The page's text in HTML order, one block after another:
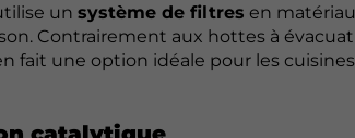
un système de filtres en
Contrairement aux hottes à
fait une option idéale pour les